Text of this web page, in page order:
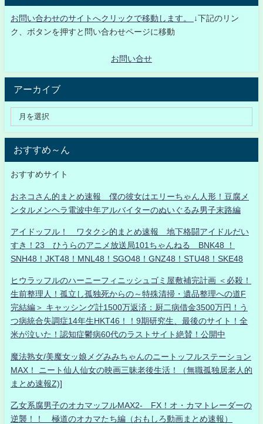
お問い合わせのサイトへクリックで移動します。
↓下記のリン
ク、ボタンを押すと問い合わせページに移動
お問い合せ
アーカイブ
おすすめ～ん
おすすめサイト
おネコさん的まとめ速報 僕の彼女はエリーちゃん人形！豆腐メ
ンタルメンヘラ電波中年アルバイターのぬいぐるみ男子末路編
アイドッフル！ ワタクシ的まとめ速報 地下格闘アイドルだい
すき！23 ひうらのアニメ放送局101ちゃんねる BNK48 ！
SNH48！JKT48！MNL48！SGO48！GNZ48！STU48！SKE48
ヒウラッフルのハーニーフィニッシュゴミ屋敷補完計画 ＜必殺！
生前整理人！孤立し孤独死からの～特殊清掃・遺品整理への道F
完結編＞ キャッシング計1500万返済：厨二病借金3500万円！う
つ病統合失調症14年生HKT46！！9期研究生、最後のサイト！全
米が泣いた！認知症鬱病60代のラストサイト絶賛！公開中
魔法熟女/美魔女ッ娘メグみみちゃんのニートッフルステーション
MAX！ ニート仙人仙女の映画三昧老後生活！（無職孤独居老人的
まとめ速報Z)]
乙女系腐男子のオカマッフルMAX2- FX！オ・カマトレーダーの
逆襲！！ 極道のオカマたち編（おもしろ動画まとめ速報）